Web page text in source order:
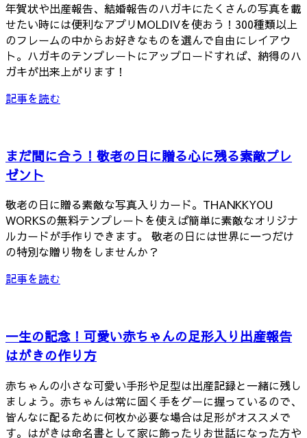
年賀状や出産報告、結婚報告のハガキにたくさんの写真を載
せたい時には便利なアプリMOLDIVを使おう！300種類以上
のフレームの中からお好きなものを選んで自由にレイアウ
ト。ハガキのテンプレートにアップロードすれば、納得のハ
ガキが出来上がります！
記事を読む
まだ間に合う！敬老の日に贈る心に残る素敵プレ
ゼント
敬老の日に贈る素敵な写真入りカード。THANKKYOU
WORKSの無料テンプレートを使えば簡単に素敵なオリジナ
ルカードが手作りできます。 敬老の日には世界に一つだけ
の特別な贈り物をしませんか？
記事を読む
一生の記念！可愛い赤ちゃんの足形入り出産報告
はがきの作り方
赤ちゃんの小さな可愛い手形や足型は出産記録と一緒に残し
ましょう。赤ちゃんは常に固く手をグーに握っているので、
皆んなに配るために何枚か必要な場合は足形がオススメで
す。はがきは命名書として家に飾ったりお世話になった方や